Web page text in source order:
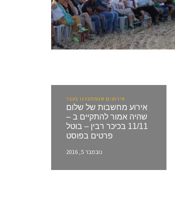
אירועים שהתחברנו בעבר
אירוע מחשבות של שלום
שהיה אמור להתקיים ב –
11/11 בכיכר רבין – בוטל
פרטים בפוסט
נובמבר 5, 2016